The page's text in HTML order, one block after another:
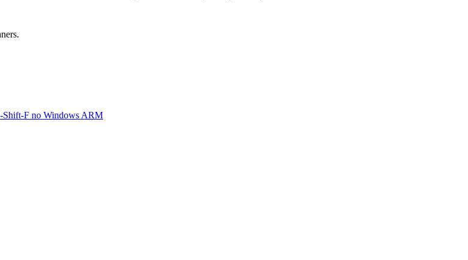
Shift-F no Windows ARM